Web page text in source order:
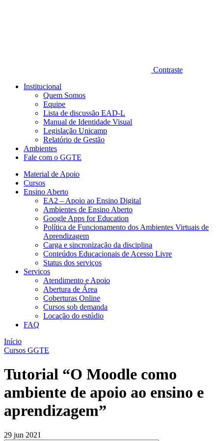
Contraste
Institucional
Quem Somos
Equipe
Lista de discussão EAD-L
Manual de Identidade Visual
Legislação Unicamp​
Relatório de Gestão
Ambientes
Fale com o GGTE
Material de Apoio
Cursos
Ensino Aberto
EA2 – Apoio ao Ensino Digital
Ambientes de Ensino Aberto
Google Apps for Education
Política de Funcionamento dos Ambientes Virtuais de
Aprendizagem
Carga e sincronização da disciplina​
Conteúdos Educacionais de Acesso Livre​
Status dos serviços​​
Serviços
Atendimento e Apoio
Abertura de Área
Coberturas Online​
Cursos sob demanda
Locação do estúdio
FAQ
Início
Cursos GGTE
Tutorial “O Moodle como
ambiente de apoio ao ensino e
aprendizagem”
29 jun 2021